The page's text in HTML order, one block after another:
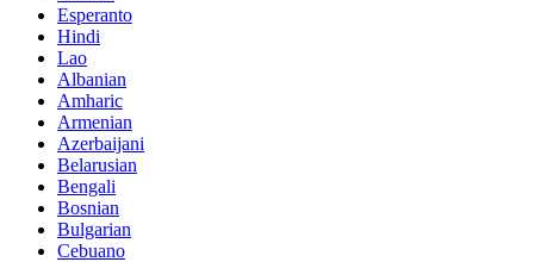
Esperanto
Hindi
Lao
Albanian
Amharic
Armenian
Azerbaijani
Belarusian
Bengali
Bosnian
Bulgarian
Cebuano